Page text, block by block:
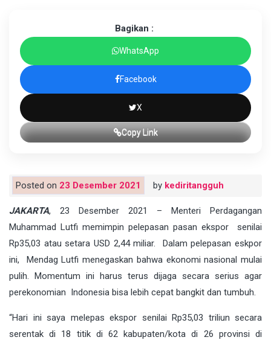
Bagikan :
WhatsApp
Facebook
X
Copy Link
Posted on 23 Desember 2021 by kediritangguh
JAKARTA, 23 Desember 2021 – Menteri Perdagangan
Muhammad Lutfi memimpin pelepasan pasan ekspor senilai
Rp35,03 atau setara USD 2,44 miliar. Dalam pelepasan eskpor
ini, Mendag Lutfi menegaskan bahwa ekonomi nasional mulai
pulih. Momentum ini harus terus dijaga secara serius agar
perekonomian Indonesia bisa lebih cepat bangkit dan tumbuh.
“Hari ini saya melepas ekspor senilai Rp35,03 triliun secara
serentak di 18 titik di 62 kabupaten/kota di 26 provinsi di